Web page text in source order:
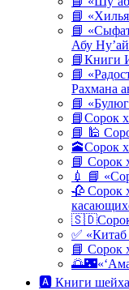
📘
📘
Абу
📘Книги
📘
Рахмана
📘
📘Сорок
📘 🕌
🕋Сорок
📘 Сорок
💉 📘
🥀 Сорок
🇸🇩Сорок
✅ «Китаб
📘 Сорок
🅰 Книги шейха